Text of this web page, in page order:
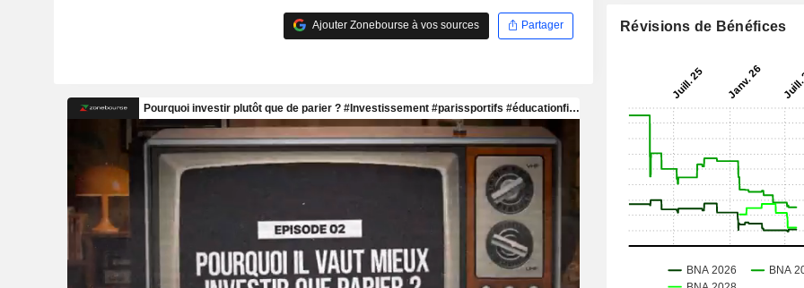
Ajouter Zonebourse à vos sources Partager Révisions de Bénéfices